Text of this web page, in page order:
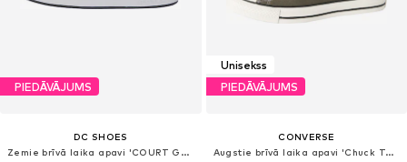
PIEDĀVĀJUMS
DC SHOES
Zemie brīvā laika apavi 'COURT GRAFFIK'
Unisekss
PIEDĀVĀJUMS
CONVERSE
Augstie brīvā laika apavi 'Chuck Taylor All Star'